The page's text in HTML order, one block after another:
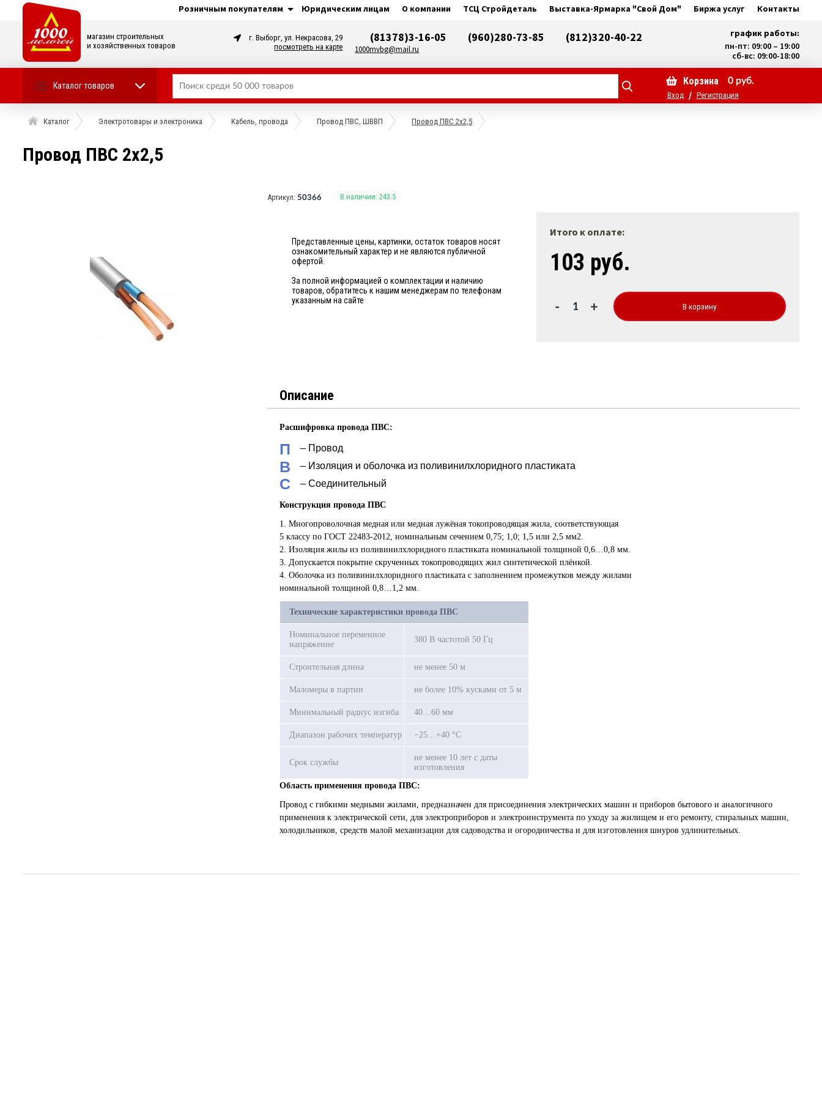
Розничным покупателям Юридическим лицам О компании ТСЦ Стройдеталь Выставка-Ярмарка "Свой Дом" Биржа услуг Контакты
магазин строительных
и хозяйственных товаров
г. Выборг, ул. Некрасова, 29
посмотреть на карте
(81378)3-16-05 (960)280-73-85 (812)320-40-22
1000mvbg@mail.ru
график работы:
пн-пт: 09:00 – 19:00
сб-вс: 09:00-18:00
Каталог товаров Корзина 0руб.
Вход / Регистрация
Каталог Электротовары и электроника Кабель, провода Провод ПВС, ШВВП Провод ПВС 2х2,5
Провод ПВС 2х2,5
Артикул: 50366 В наличии: 243.5
Представленные цены, картинки, остаток товаров носят
ознакомительный характер и не являются публичной
офертой.
За полной информацией о комплектации и наличию
товаров, обратитесь к нашим менеджерам по телефонам
указанным на сайте
Итого к оплате:
103 руб.
+
- В корзину
Описание
Расшифровка провода ПВС:
П – Провод
В – Изоляция и оболочка из поливинилхлоридного пластиката
С – Соединительный
Конструкция провода ПВС
1. Многопроволочная медная или медная лужёная токопроводящая жила, соответствующая
5 классу по ГОСТ 22483-2012, номинальным сечением 0,75; 1,0; 1,5 или 2,5 мм2.
2. Изоляция жилы из поливинилхлоридного пластиката номинальной толщиной 0,6…0,8 мм.
3. Допускается покрытие скрученных токопроводящих жил синтетической плёнкой.
4. Оболочка из поливинилхлоридного пластиката с заполнением промежутков между жилами
номинальной толщиной 0,8…1,2 мм.
Технические характеристики провода ПВС
Номинальное переменное
напряжение
380 В частотой 50 Гц
Строительная длина не менее 50 м
Маломеры в партии не более 10% кусками от 5 м
Минимальный радиус изгиба 40…60 мм
Диапазон рабочих температур −25…+40 °C
Срок службы
не менее 10 лет с даты
изготовления
Область применения провода ПВС:
Провод с гибкими медными жилами, предназначен для присоединения электрических машин и приборов бытового и аналогичного
применения к электрической сети, для электроприборов и электроинструмента по уходу за жилищем и его ремонту, стиральных машин,
холодильников, средств малой механизации для садоводства и огородничества и для изготовления шнуров удлинительных.